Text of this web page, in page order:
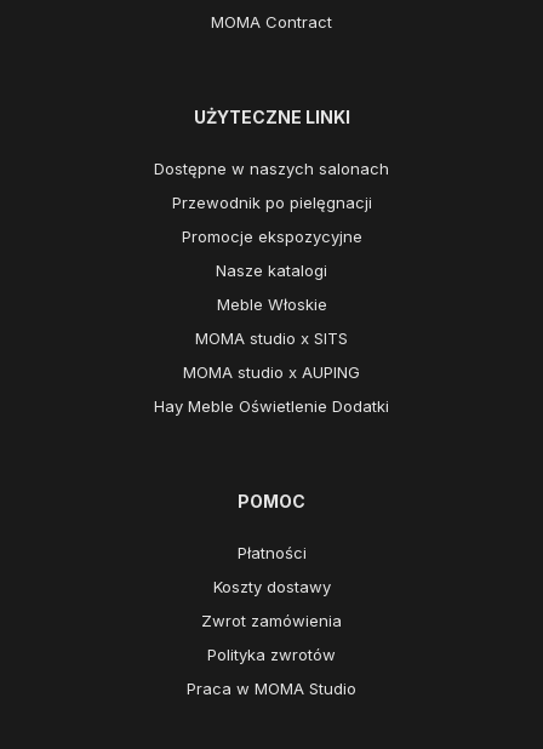
MOMA Contract
UŻYTECZNE LINKI
Dostępne w naszych salonach
Przewodnik po pielęgnacji
Promocje ekspozycyjne
Nasze katalogi
Meble Włoskie
MOMA studio x SITS
MOMA studio x AUPING
Hay Meble Oświetlenie Dodatki
POMOC
Płatności
Koszty dostawy
Zwrot zamówienia
Polityka zwrotów
Praca w MOMA Studio